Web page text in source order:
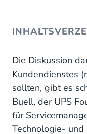
Transformation
Der beste Dienst
"Kundenservice
nicht"
Die Diskussion
Kundendienstes
sollten, gibt es
Buell, der UPS
für
Technologie-